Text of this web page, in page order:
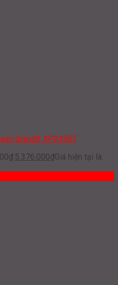
GrandX XP.2450T
5.376.000₫Giá hiện tại là: